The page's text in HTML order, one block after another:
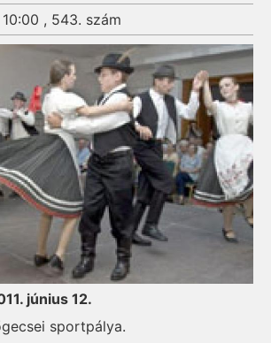
10:00 , 543. szám
június 12.
sportpálya.